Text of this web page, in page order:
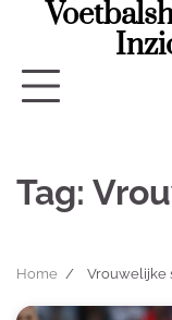
Tag:
Home Vrouwelijke